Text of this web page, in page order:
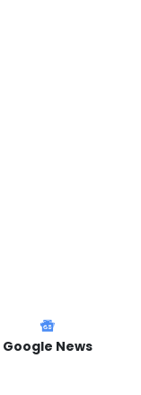
Google News